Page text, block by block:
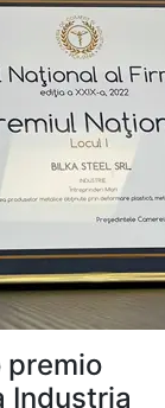
premio
Industria